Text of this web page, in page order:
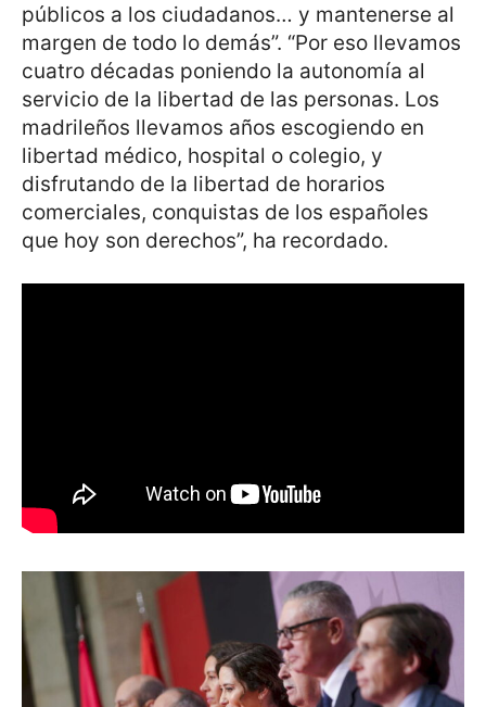
públicos a los ciudadanos… y mantenerse al
margen de todo lo demás”. “Por eso llevamos
cuatro décadas poniendo la autonomía al
servicio de la libertad de las personas. Los
madrileños llevamos años escogiendo en
libertad médico, hospital o colegio, y
disfrutando de la libertad de horarios
comerciales, conquistas de los españoles
que hoy son derechos”, ha recordado.